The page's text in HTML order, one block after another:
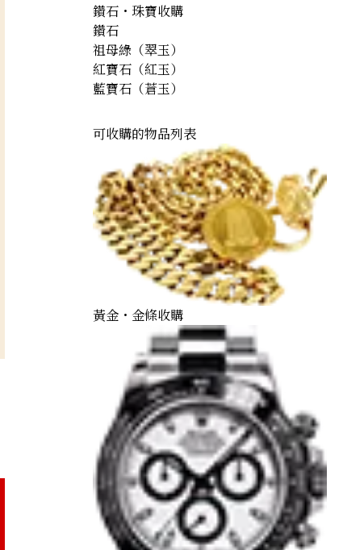
鑽石・珠寶收購
鑽石
祖母綠（翠玉）
紅寶石（紅玉）
藍寶石（蒼玉）
可收購的物品列表
黃金・金條收購